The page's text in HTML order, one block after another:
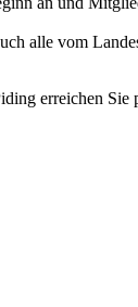
alle vom
erreichen